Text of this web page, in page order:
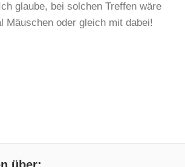
glaube, bei solchen Treffen wäre
Mäuschen oder gleich mit dabei!